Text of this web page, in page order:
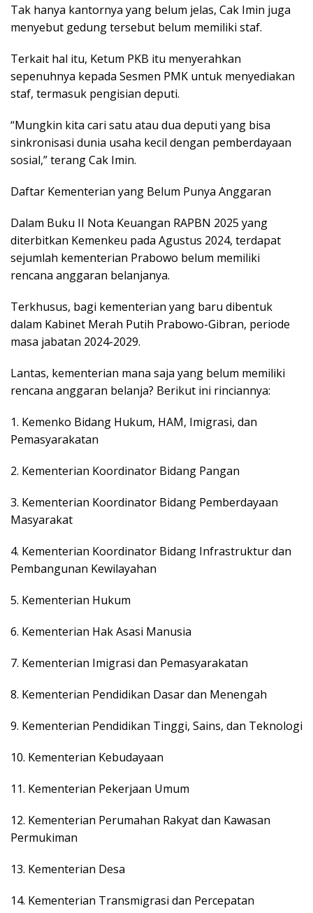
Tak hanya kantornya yang belum jelas, Cak Imin juga
menyebut gedung tersebut belum memiliki staf.
Terkait hal itu, Ketum PKB itu menyerahkan
sepenuhnya kepada Sesmen PMK untuk menyediakan
staf, termasuk pengisian deputi.
“Mungkin kita cari satu atau dua deputi yang bisa
sinkronisasi dunia usaha kecil dengan pemberdayaan
sosial,” terang Cak Imin.
Daftar Kementerian yang Belum Punya Anggaran
Dalam Buku II Nota Keuangan RAPBN 2025 yang
diterbitkan Kemenkeu pada Agustus 2024, terdapat
sejumlah kementerian Prabowo belum memiliki
rencana anggaran belanjanya.
Terkhusus, bagi kementerian yang baru dibentuk
dalam Kabinet Merah Putih Prabowo-Gibran, periode
masa jabatan 2024-2029.
Lantas, kementerian mana saja yang belum memiliki
rencana anggaran belanja? Berikut ini rinciannya:
1. Kemenko Bidang Hukum, HAM, Imigrasi, dan
Pemasyarakatan
2. Kementerian Koordinator Bidang Pangan
3. Kementerian Koordinator Bidang Pemberdayaan
Masyarakat
4. Kementerian Koordinator Bidang Infrastruktur dan
Pembangunan Kewilayahan
5. Kementerian Hukum
6. Kementerian Hak Asasi Manusia
7. Kementerian Imigrasi dan Pemasyarakatan
8. Kementerian Pendidikan Dasar dan Menengah
9. Kementerian Pendidikan Tinggi, Sains, dan Teknologi
10. Kementerian Kebudayaan
11. Kementerian Pekerjaan Umum
12. Kementerian Perumahan Rakyat dan Kawasan
Permukiman
13. Kementerian Desa
14. Kementerian Transmigrasi dan Percepatan